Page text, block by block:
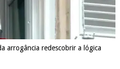
arrogância redescobrir a lógica